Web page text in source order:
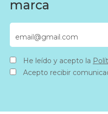
marca
He leído y acepto la
Acepto recibir